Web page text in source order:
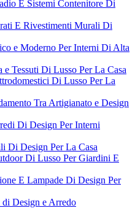
E Sistemi Contenitore Di
E Rivestimenti Murali Di
e Moderno Per Interni Di Alta
Tessuti Di Lusso Per La Casa
Di Lusso Per La
Tra Artigianato e Design
Di Design Per Interni
Di Design Per La Casa
Di Lusso Per Giardini E
E Lampade Di Design Per
Design e Arredo